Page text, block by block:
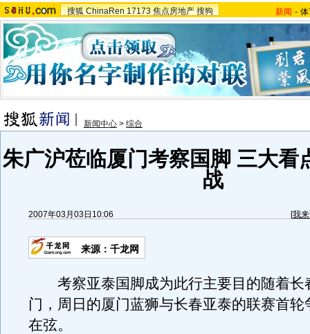
搜狐 ChinaRen 17173 焦点房地产 搜狗 新闻 -
新闻中心 > 综合
朱广沪莅临厦门考察国脚 三大看
战
2007年03月03日10:06 [我
来源：千龙网
考察亚泰国脚成为此行主要目的随着长
门，周日的厦门蓝狮与长春亚泰的联赛首轮
在弦。